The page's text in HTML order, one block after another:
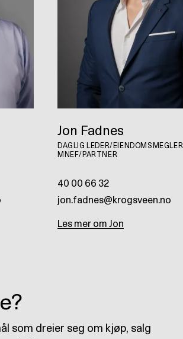
Jon Fadnes
DAGLIG LEDER/EIENDOMSMEGLER
MNEF/PARTNER
40 00 66 32
jon.fadnes@krogsveen.no
Les mer om Jon
som dreier seg om kjøp, salg